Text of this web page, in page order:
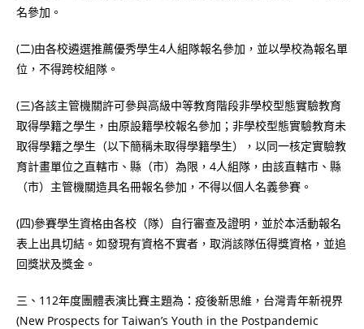
名參加。
(二)由各校遴選推薦優秀學生4人組隊報名參加，並以學校為報名單
位，不得跨校組隊。
(三)各該主管機關許可參與高級中等教育階段非學校型態實驗教育
取得學籍之學生，由原設籍學校報名參加；非學校型態實驗教育未
取得學籍之學生（以下簡稱未取得學籍學生），以同一核定實驗教
育計畫單位之直轄市、縣（市）為限，4人組隊，由該直轄市、縣
（市）主管機關造具名冊報名參加，不得以個人名義參賽。
(四)參賽學生資格由各校（隊）自行審查及證明，並於本活動報名
表上出具切結。如發現有資格不實者，取消該隊伍得獎資格，並追
回獎狀及獎金。
三、112年度團體表演比賽主題為：疫後新思維，台灣青年新視界
(New Prospects for Taiwan’s Youth in the Postpandemic